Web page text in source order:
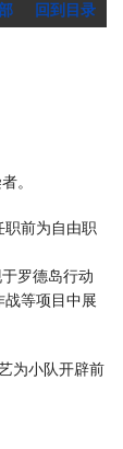
回到目录
。
职前为自由职
罗德岛行动
等项目中展
为小队开辟前